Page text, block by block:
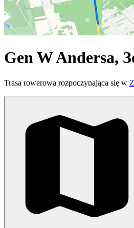
Gen W Andersa,
Trasa rowerowa rozpoczynająca się w